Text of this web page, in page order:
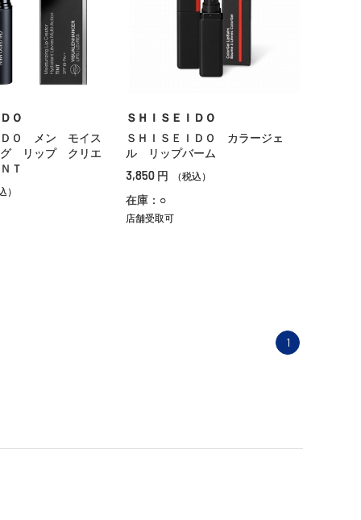
Ｏ
ＤＯ メン モイス
グ リップ クリエ
Ｔ
）
ＳＨＩＳＥＩＤＯ
ＳＨＩＳＥＩＤＯ カラージェ
ル リップバーム
3,850 円 （税込）
在庫：○
店舗受取可
1